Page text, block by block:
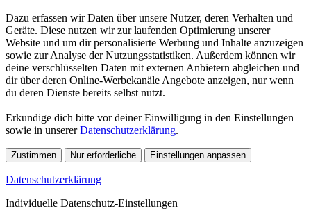
Dazu erfassen wir Daten über unsere Nutzer, deren Verhalten und
Geräte. Diese nutzen wir zur laufenden Optimierung unserer
Website und um dir personalisierte Werbung und Inhalte anzuzeigen
sowie zur Analyse der Nutzungsstatistiken. Außerdem können wir
deine verschlüsselten Daten mit externen Anbietern abgleichen und
dir über deren Online-Werbekanäle Angebote anzeigen, nur wenn
du deren Dienste bereits selbst nutzt.
Erkundige dich bitte vor deiner Einwilligung in den Einstellungen
sowie in unsererDatenschutzerklärung.
Zustimmen Nur erforderliche Einstellungen anpassen
Datenschutzerklärung
Individuelle Datenschutz-Einstellungen